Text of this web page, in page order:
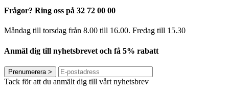
Frågor? Ring oss på 32 72 00 00
Måndag till torsdag från 8.00 till 16.00. Fredag ​​till 15.30
Anmäl dig till nyhetsbrevet och få 5% rabatt
Prenumerera>
Tack för att du anmält dig till vårt nyhetsbrev